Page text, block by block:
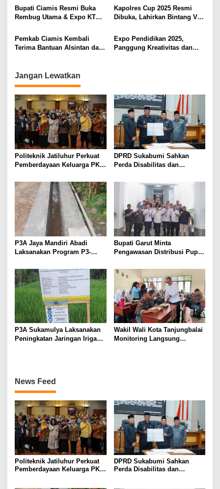
Peningkatan kemampuan
Keluarga (P2K2) *
Pangan Bergizi Tingkat
Mabes Polri
Bupati Ciamis Resmi Buka
Rembug Utama & Expo KTNA
Kapolres Cup 2025 Resmi
Dibuka, Lahirkan Bintang Voli
Pemkab Ciamis Kembali
Terima Bantuan Alsintan dari
Expo Pendidikan 2025,
Panggung Kreativitas dan
Jangan Lewatkan
Politeknik Jatiluhur Perkuat
Pemberdayaan Keluarga PKH
DPRD Sukabumi Sahkan
Perda Disabilitas dan
PPAS 2026
P3A Jaya Mandiri Abadi
Laksanakan Program P3-
Irigasi di Wanayasa
Bupati Garut Minta
Pengawasan Distribusi Pupuk
Pendaftaran RDKK
Dioptimalkan
P3A Sukamulya Laksanakan
Peningkatan Jaringan Irigasi,
Wakil Wali Kota Tanjungbalai
Monitoring Langsung
News Feed
Politeknik Jatiluhur Perkuat
Pemberdayaan Keluarga PKH
DPRD Sukabumi Sahkan
Perda Disabilitas dan